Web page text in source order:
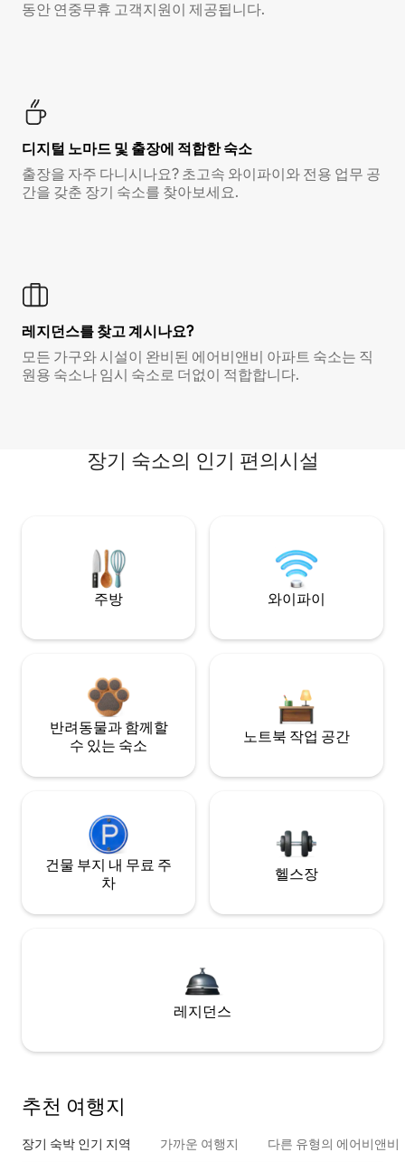
동안 연중무휴 고객지원이 제공됩니다.
디지털 노마드 및 출장에 적합한 숙소
출장을 자주 다니시나요? 초고속 와이파이와 전용 업무 공
간을 갖춘 장기 숙소를 찾아보세요.
레지던스를 찾고 계시나요?
모든 가구와 시설이 완비된 에어비앤비 아파트 숙소는 직
원용 숙소나 임시 숙소로 더없이 적합합니다.
장기 숙소의 인기 편의시설
주방 와이파이
반려동물과 함께할
수 있는 숙소
노트북 작업 공간
건물 부지 내 무료 주
차
헬스장
레지던스
추천 여행지
장기 숙박 인기 지역 가까운 여행지 다른 유형의 에어비앤비